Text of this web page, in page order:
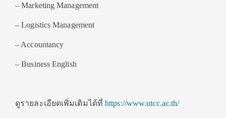
– Marketing Management
– Logistics Management
– Accountancy
– Business English
ดูรายละเอียดเพิ่มเติมได้ที่https://www.utcc.ac.th/